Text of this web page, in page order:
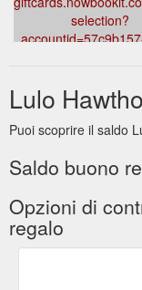
selection?
Lulo
Puoi scoprire il saldo
Saldo buono
Opzioni di
regalo